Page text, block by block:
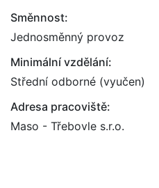
Směnnost:
Jednosměnný provoz
Minimální vzdělání:
Střední odborné (vyučen)
Adresa pracoviště:
Maso - Třebovle s.r.o.